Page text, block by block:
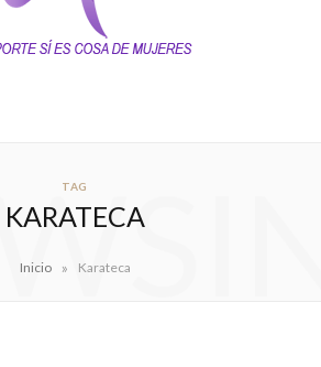
TAG
KARATECA
Inicio » Karateca